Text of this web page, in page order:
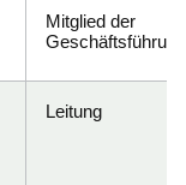
Mitglied der
Geschäftsführung
Leitung